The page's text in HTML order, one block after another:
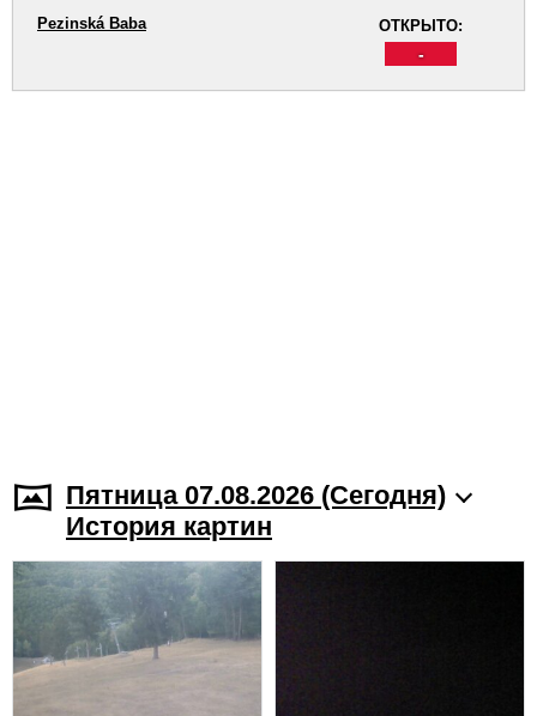
ОТКРЫТО:
-
Pezinská Baba
Пятница 07.08.2026 (Cегодня)
История картин